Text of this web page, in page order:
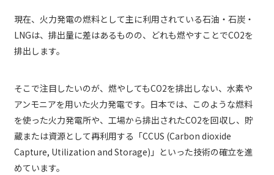
現在、火力発電の燃料として主に利用されている石油・石炭・
LNGは、排出量に差はあるものの、どれも燃やすことでCO2を
排出します。
そこで注目したいのが、燃やしてもCO2を排出しない、水素や
アンモニアを用いた火力発電です。日本では、このような燃料
を使った火力発電所や、工場から排出されたCO2を回収し、貯
蔵または資源として再利用する「CCUS (Carbon dioxide
Capture, Utilization and Storage)」といった技術の確立を進
めています。